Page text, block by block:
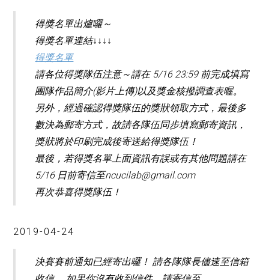
得獎名單出爐囉～
得獎名單連結↓↓↓↓
得獎名單
請各位得獎隊伍注意～請在 5/16 23:59 前完成填寫
團隊作品簡介(影片上傳)以及獎金核撥調查表喔。
另外，經過確認得獎隊伍的獎狀領取方式，最後多
數決為郵寄方式，故請各隊伍同步填寫郵寄資訊，
獎狀將於印刷完成後寄送給得獎隊伍！
最後，若得獎名單上面資訊有誤或有其他問題請在
5/16 日前寄信至ncucilab@gmail.com
再次恭喜得獎隊伍！
2019-04-24
決賽賽前通知已經寄出囉！ 請各隊隊長儘速至信箱